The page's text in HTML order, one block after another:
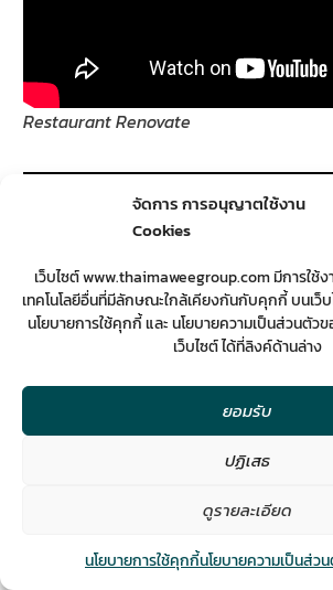
จัดการ การอนุญาตใช้งาน
Cookies
เว็บไซต์ www.thaimaweegroup.com มีการใช้ง
เทคโนโลยีอื่นที่มีลักษณะใกล้เคียงกันกับคุกกี้ บนเว็
นโยบายการใช้คุกกี้ และ นโยบายความเป็นส่วนตัว
เว็บไซต์ ได้ที่ลิงค์ด้านล่าง
ยอมรับ
ปฏิเสธ
ดูรายละเอียด
นโยบายการใช้คุกกี้นโยบายความเป็นส่ว
Restaurant Renovate
Coffee Interior
Contact